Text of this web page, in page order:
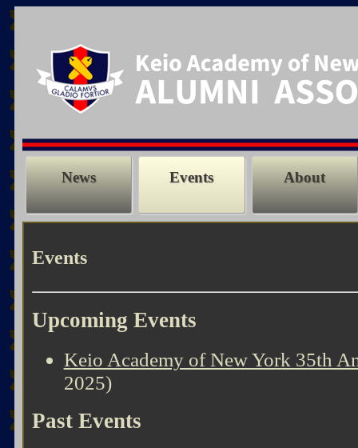
News Events About
Events
Upcoming Events
Keio Academy of New York 35th
2025)
Past Events